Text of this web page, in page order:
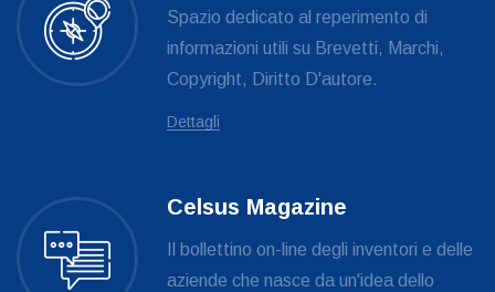
Spazio dedicato al reperimento di
informazioni utili su Brevetti, Marchi,
Copyright, Diritto D'autore.
Dettagli
Celsus Magazine
Il bollettino on-line degli inventori e delle
aziende che nasce da un'idea dello